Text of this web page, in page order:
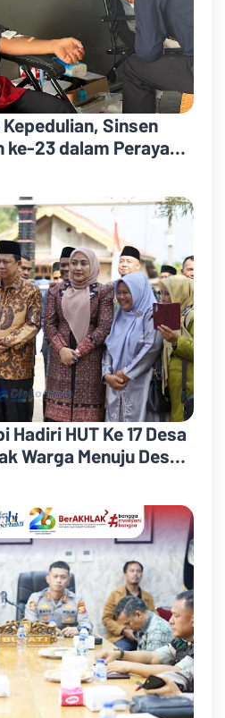
Sinsen
ke-23 dalam Perayaan
HUT Ke 17 Desa
Warga Menuju Desa